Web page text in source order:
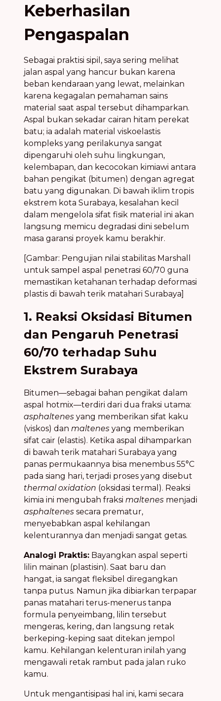
Keberhasilan
Pengaspalan
Sebagai praktisi sipil, saya sering melihat
jalan aspal yang hancur bukan karena
beban kendaraan yang lewat, melainkan
karena kegagalan pemahaman sains
material saat aspal tersebut dihamparkan.
Aspal bukan sekadar cairan hitam perekat
batu; ia adalah material viskoelastis
kompleks yang perilakunya sangat
dipengaruhi oleh suhu lingkungan,
kelembapan, dan kecocokan kimiawi antara
bahan pengikat (bitumen) dengan agregat
batu yang digunakan. Di bawah iklim tropis
ekstrem kota Surabaya, kesalahan kecil
dalam mengelola sifat fisik material ini akan
langsung memicu degradasi dini sebelum
masa garansi proyek kamu berakhir.
[Gambar: Pengujian nilai stabilitas Marshall
untuk sampel aspal penetrasi 60/70 guna
memastikan ketahanan terhadap deformasi
plastis di bawah terik matahari Surabaya]
1. Reaksi Oksidasi Bitumen
dan Pengaruh Penetrasi
60/70 terhadap Suhu
Ekstrem Surabaya
Bitumen—sebagai bahan pengikat dalam
aspal hotmix—terdiri dari dua fraksi utama:
asphaltenes yang memberikan sifat kaku
(viskos) dan maltenes yang memberikan
sifat cair (elastis). Ketika aspal dihamparkan
di bawah terik matahari Surabaya yang
panas permukaannya bisa menembus 55°C
pada siang hari, terjadi proses yang disebut
thermal oxidation (oksidasi termal). Reaksi
kimia ini mengubah fraksi maltenes menjadi
asphaltenes secara prematur,
menyebabkan aspal kehilangan
kelenturannya dan menjadi sangat getas.
Analogi Praktis: Bayangkan aspal seperti
lilin mainan (plastisin). Saat baru dan
hangat, ia sangat fleksibel diregangkan
tanpa putus. Namun jika dibiarkan terpapar
panas matahari terus-menerus tanpa
formula penyeimbang, lilin tersebut
mengeras, kering, dan langsung retak
berkeping-keping saat ditekan jempol
kamu. Kehilangan kelenturan inilah yang
mengawali retak rambut pada jalan ruko
kamu.
Untuk mengantisipasi hal ini, kami secara